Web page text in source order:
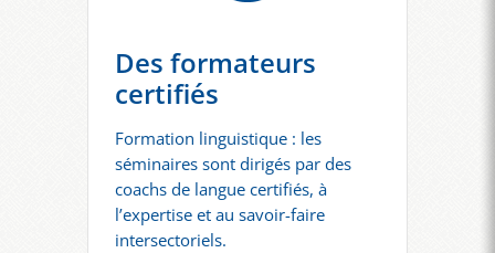
Des formateurs
certifiés
Formation linguistique : les
séminaires sont dirigés par des
coachs de langue certifiés, à
l’expertise et au savoir-faire
intersectoriels.